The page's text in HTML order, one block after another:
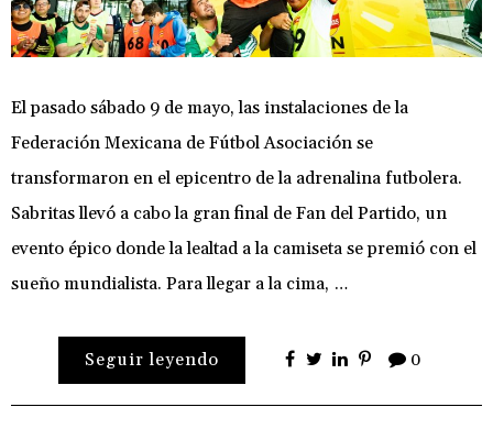
El pasado sábado 9 de mayo, las instalaciones de la
Federación Mexicana de Fútbol Asociación se
transformaron en el epicentro de la adrenalina futbolera.
Sabritas llevó a cabo la gran final de Fan del Partido, un
evento épico donde la lealtad a la camiseta se premió con el
sueño mundialista. Para llegar a la cima, …
Seguir leyendo 0